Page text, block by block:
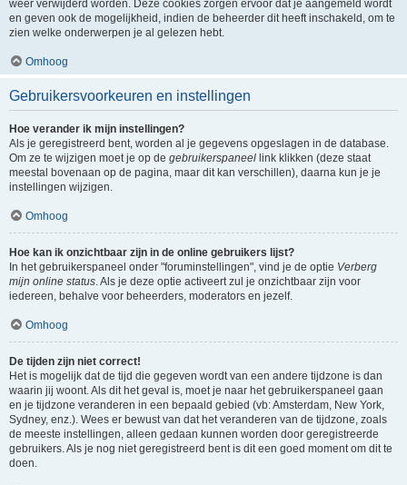
weer verwijderd worden. Deze cookies zorgen ervoor dat je aangemeld wordt
en geven ook de mogelijkheid, indien de beheerder dit heeft inschakeld, om te
zien welke onderwerpen je al gelezen hebt.
Omhoog
Gebruikersvoorkeuren en instellingen
Hoe verander ik mijn instellingen?
Als je geregistreerd bent, worden al je gegevens opgeslagen in de database.
Om ze te wijzigen moet je op de gebruikerspaneel link klikken (deze staat
meestal bovenaan op de pagina, maar dit kan verschillen), daarna kun je je
instellingen wijzigen.
Omhoog
Hoe kan ik onzichtbaar zijn in de online gebruikers lijst?
In het gebruikerspaneel onder "foruminstellingen", vind je de optie Verberg
mijn online status. Als je deze optie activeert zul je onzichtbaar zijn voor
iedereen, behalve voor beheerders, moderators en jezelf.
Omhoog
De tijden zijn niet correct!
Het is mogelijk dat de tijd die gegeven wordt van een andere tijdzone is dan
waarin jij woont. Als dit het geval is, moet je naar het gebruikerspaneel gaan
en je tijdzone veranderen in een bepaald gebied (vb: Amsterdam, New York,
Sydney, enz.). Wees er bewust van dat het veranderen van de tijdzone, zoals
de meeste instellingen, alleen gedaan kunnen worden door geregistreerde
gebruikers. Als je nog niet geregistreerd bent is dit een goed moment om dit te
doen.